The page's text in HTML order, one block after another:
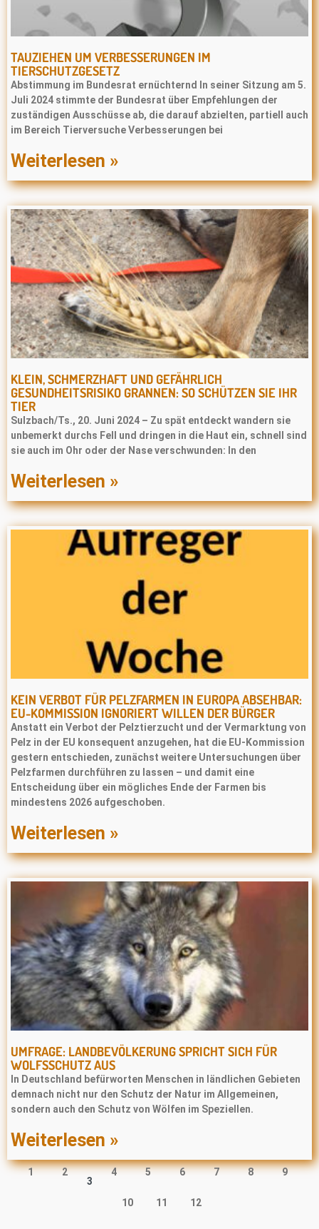
TAUZIEHEN UM VERBESSERUNGEN IM
TIERSCHUTZGESETZ
Abstimmung im Bundesrat ernüchternd In seiner Sitzung am 5.
Juli 2024 stimmte der Bundesrat über Empfehlungen der
zuständigen Ausschüsse ab, die darauf abzielten, partiell auch
im Bereich Tierversuche Verbesserungen bei
Weiterlesen »
KLEIN, SCHMERZHAFT UND GEFÄHRLICH
GESUNDHEITSRISIKO GRANNEN: SO SCHÜTZEN SIE IHR
TIER
Sulzbach/Ts., 20. Juni 2024 – Zu spät entdeckt wandern sie
unbemerkt durchs Fell und dringen in die Haut ein, schnell sind
sie auch im Ohr oder der Nase verschwunden: In den
Weiterlesen »
KEIN VERBOT FÜR PELZFARMEN IN EUROPA ABSEHBAR:
EU-KOMMISSION IGNORIERT WILLEN DER BÜRGER
Anstatt ein Verbot der Pelztierzucht und der Vermarktung von
Pelz in der EU konsequent anzugehen, hat die EU-Kommission
gestern entschieden, zunächst weitere Untersuchungen über
Pelzfarmen durchführen zu lassen – und damit eine
Entscheidung über ein mögliches Ende der Farmen bis
mindestens 2026 aufgeschoben.
Weiterlesen »
UMFRAGE: LANDBEVÖLKERUNG SPRICHT SICH FÜR
WOLFSSCHUTZ AUS
In Deutschland befürworten Menschen in ländlichen Gebieten
demnach nicht nur den Schutz der Natur im Allgemeinen,
sondern auch den Schutz von Wölfen im Speziellen.
Weiterlesen »
1
2
3
4 5 6 7 8 9
10 11 12